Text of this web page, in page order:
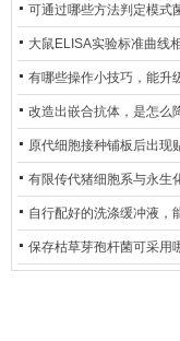
剂盒，适用检测场景存在
异？
可通过哪些方法判定模式
否存在杂菌污染？
大鼠ELISA实验标准曲线
偏低，可从哪些维度开展
查？
有哪些操作小技巧，能升
的LOD与LOQ性能？
改造出嵌合抗体，是怎么
体生成抗鼠抗体（HAMA
原代细胞接种铺板后出现
缓、悬浮细胞数量偏多的
主要诱因
有限传代猪细胞系与永生
胞系，二者在增殖存活周
什么区别？
自行配好的洗涤缓冲液，
试剂盒原装干粉放一处储
保存枯草芽孢杆菌可采用